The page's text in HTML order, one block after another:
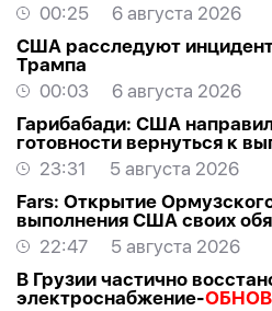
00:25
6 августа 2026
США расследуют
Трампа
00:03
6 августа 2026
Гарибабади: США
готовности вернуться к
обязательств
23:31
5 августа 2026
Fars: Открытие
выполнения США своих
22:47
5 августа 2026
В Грузии частично
электроснабжение-